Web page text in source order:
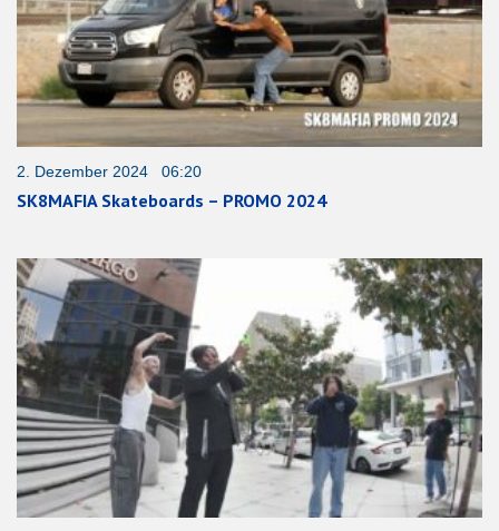
2. Dezember 2024 06:20
SK8MAFIA Skateboards – PROMO 2024